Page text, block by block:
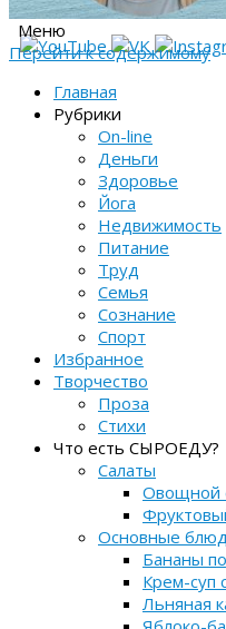
Меню
Перейти к содержимому
Главная
Рубрики
On-line
Деньги
Здоровье
Йога
Недвижимость
Питание
Труд
Семья
Сознание
Спорт
Избранное
Творчество
Проза
Стихи
Что есть СЫРОЕДУ?
Салаты
Овощной
Основные
Бананы
Крем-суп
Льняная